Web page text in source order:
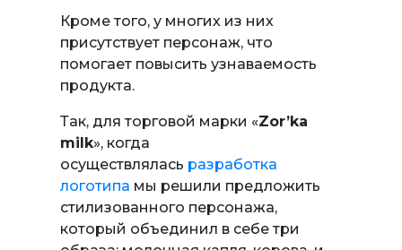
Кроме того, у многих из них
присутствует персонаж, что
помогает повысить узнаваемость
продукта.
Так, для торговой марки «Zor’ka
milk», когда
осуществлялась разработка
логотипа мы решили предложить
стилизованного персонажа,
который объединил в себе три